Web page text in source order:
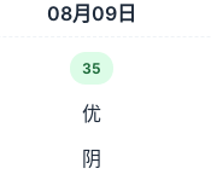
08月09日
35
优
阴